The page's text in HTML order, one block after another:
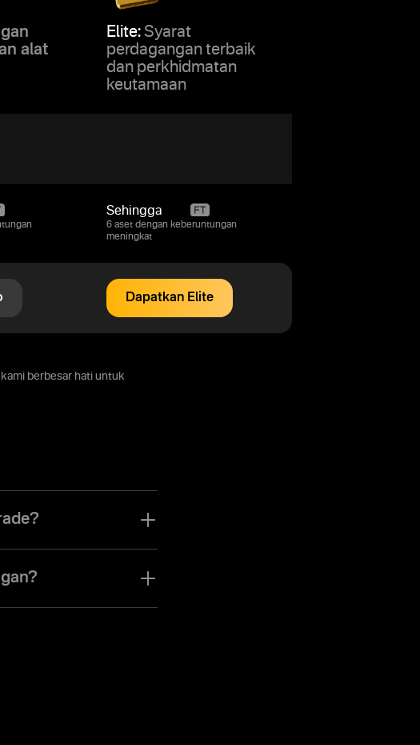
alat
Elite: Syarat
perdagangan terbaik
dan perkhidmatan
keutamaan
Sehingga
6 aset dengan keberuntungan
meningkat
Dapatkan Elite
berbesar hati untuk
dalam satu akaun
dalam.